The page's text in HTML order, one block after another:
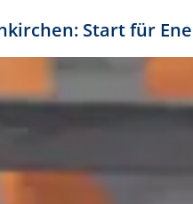
Start für